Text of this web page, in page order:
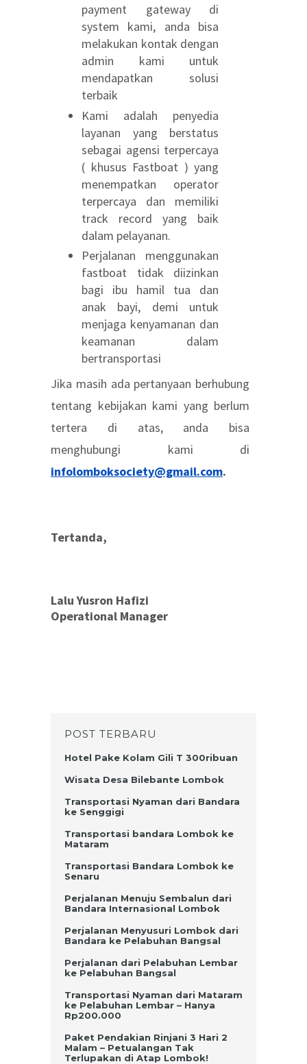
payment gateway di
system kami, anda bisa
melakukan kontak dengan
admin kami untuk
mendapatkan solusi
terbaik
Kami adalah penyedia
layanan yang berstatus
sebagai agensi terpercaya
( khusus Fastboat ) yang
menempatkan operator
terpercaya dan memiliki
track record yang baik
dalam pelayanan.
Perjalanan menggunakan
fastboat tidak diizinkan
bagi ibu hamil tua dan
anak bayi, demi untuk
menjaga kenyamanan dan
keamanan dalam
bertransportasi
Jika masih ada pertanyaan berhubung
tentang kebijakan kami yang berlum
tertera di atas, anda bisa
menghubungi kami di
infolomboksociety@gmail.com.
Tertanda,
Lalu Yusron Hafizi
Operational Manager
POST TERBARU
Hotel Pake Kolam Gili T 300ribuan
Wisata Desa Bilebante Lombok
Transportasi Nyaman dari Bandara
ke Senggigi
Transportasi bandara Lombok ke
Mataram
Transportasi Bandara Lombok ke
Senaru
Perjalanan Menuju Sembalun dari
Bandara Internasional Lombok
Perjalanan Menyusuri Lombok dari
Bandara ke Pelabuhan Bangsal
Perjalanan dari Pelabuhan Lembar
ke Pelabuhan Bangsal
Transportasi Nyaman dari Mataram
ke Pelabuhan Lembar – Hanya
Rp200.000
Paket Pendakian Rinjani 3 Hari 2
Malam – Petualangan Tak
Terlupakan di Atap Lombok!